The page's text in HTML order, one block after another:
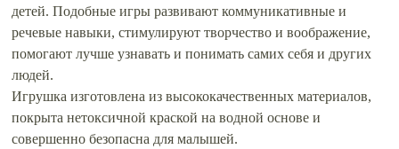
детей. Подобные игры развивают коммуникативные и
речевые навыки, стимулируют творчество и воображение,
помогают лучше узнавать и понимать самих себя и других
людей.
Игрушка изготовлена из высококачественных материалов,
покрыта нетоксичной краской на водной основе и
совершенно безопасна для малышей.